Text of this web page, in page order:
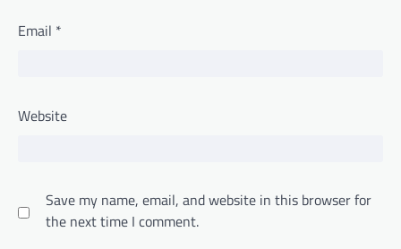
Email *
Website
Save my name, email, and website in this browser for
the next time I comment.